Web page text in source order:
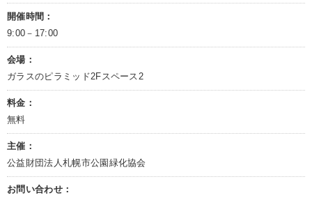
開催時間：
9:00－17:00
会場：
ガラスのピラミッド2Fスペース2
料金：
無料
主催：
公益財団法人札幌市公園緑化協会
お問い合わせ：